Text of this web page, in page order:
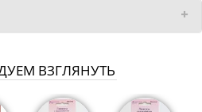
ВЗГЛЯНУТЬ